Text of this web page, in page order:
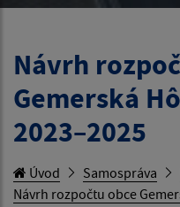
Návrh
Gemerská
2023–2025
Úvod Samospráva
Návrh rozpočtu obce